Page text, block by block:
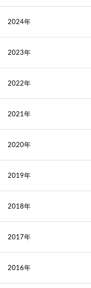
2024年
2023年
2022年
2021年
2020年
2019年
2018年
2017年
2016年